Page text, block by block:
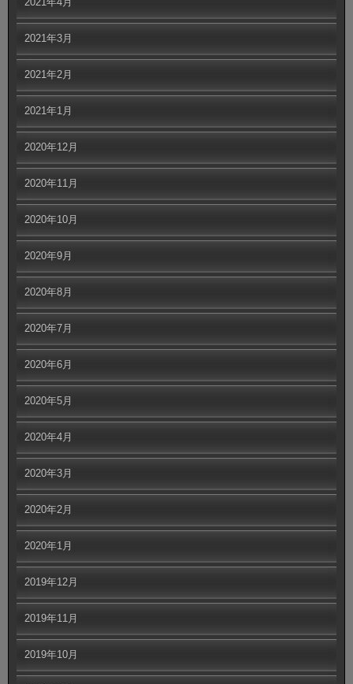
2021年3月
2021年2月
2021年1月
2020年12月
2020年11月
2020年10月
2020年9月
2020年8月
2020年7月
2020年6月
2020年5月
2020年4月
2020年3月
2020年2月
2020年1月
2019年12月
2019年11月
2019年10月